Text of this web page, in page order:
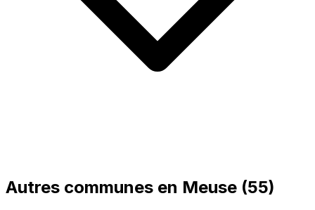
Autres communes en Meuse (55)